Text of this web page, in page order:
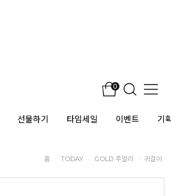
0
선물하기 타임세일 이벤트 기
홈 · TODAY · GOLD 주얼리 · 귀걸이